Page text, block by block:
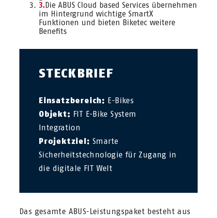
Die ABUS Cloud based Services übernehmen
im Hintergrund wichtige SmartX
Funktionen und bieten Biketec weitere
Benefits
STECKBRIEF
Einsatzbereich: E-Bikes
Objekt: FIT E-Bike System
Integration
Projektziel: Smarte
Sicherheitstechnologie für Zugang in
die digitale FIT Welt
Das gesamte ABUS-Leistungspaket besteht aus